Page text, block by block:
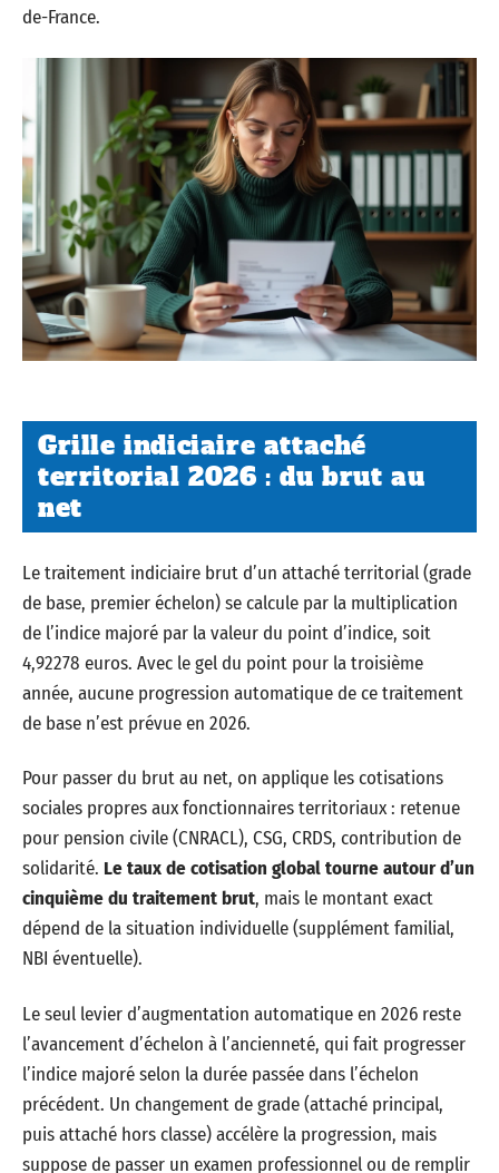
de-France.
Grille indiciaire attaché
territorial 2026 : du brut au
net
Le traitement indiciaire brut d’un attaché territorial (grade
de base, premier échelon) se calcule par la multiplication
de l’indice majoré par la valeur du point d’indice, soit
4,92278 euros. Avec le gel du point pour la troisième
année, aucune progression automatique de ce traitement
de base n’est prévue en 2026.
Pour passer du brut au net, on applique les cotisations
sociales propres aux fonctionnaires territoriaux : retenue
pour pension civile (CNRACL), CSG, CRDS, contribution de
solidarité. Le taux de cotisation global tourne autour d’un
cinquième du traitement brut, mais le montant exact
dépend de la situation individuelle (supplément familial,
NBI éventuelle).
Le seul levier d’augmentation automatique en 2026 reste
l’avancement d’échelon à l’ancienneté, qui fait progresser
l’indice majoré selon la durée passée dans l’échelon
précédent. Un changement de grade (attaché principal,
puis attaché hors classe) accélère la progression, mais
suppose de passer un examen professionnel ou de remplir